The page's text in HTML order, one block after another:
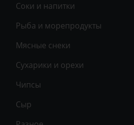
Соки и напитки
Рыба и морепродукты
Мясные снеки
Сухарики и орехи
Чипсы
Сыр